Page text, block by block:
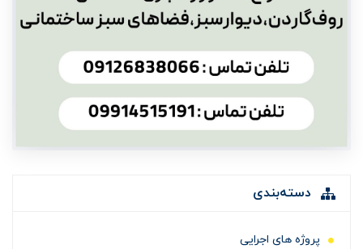
دسته‌بندی
پروژه های اجرایی